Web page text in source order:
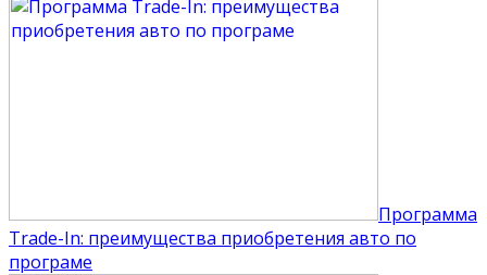
Программа
Trade-In: преимущества приобретения авто по
програме